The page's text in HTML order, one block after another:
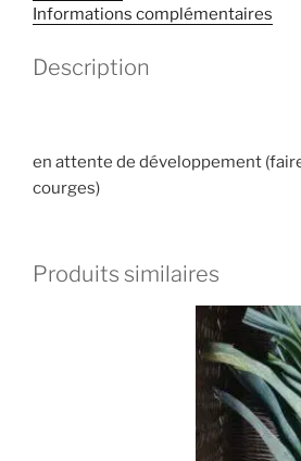
Informations complémentaires
Description
en attente de développement
courges)
Produits similaires